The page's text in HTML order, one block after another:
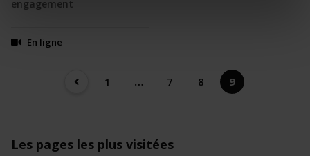
engagement
En ligne
1 … 7 8 9
Les pages les plus visitées